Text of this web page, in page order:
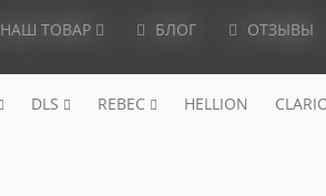
НАШ ТОВАР БЛОГ ОТЗЫВЫ
DLS REBEC HELLION